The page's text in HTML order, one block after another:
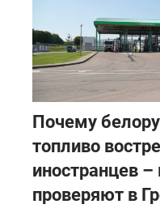
Почему
топливо
иностранцев –
проверяют в